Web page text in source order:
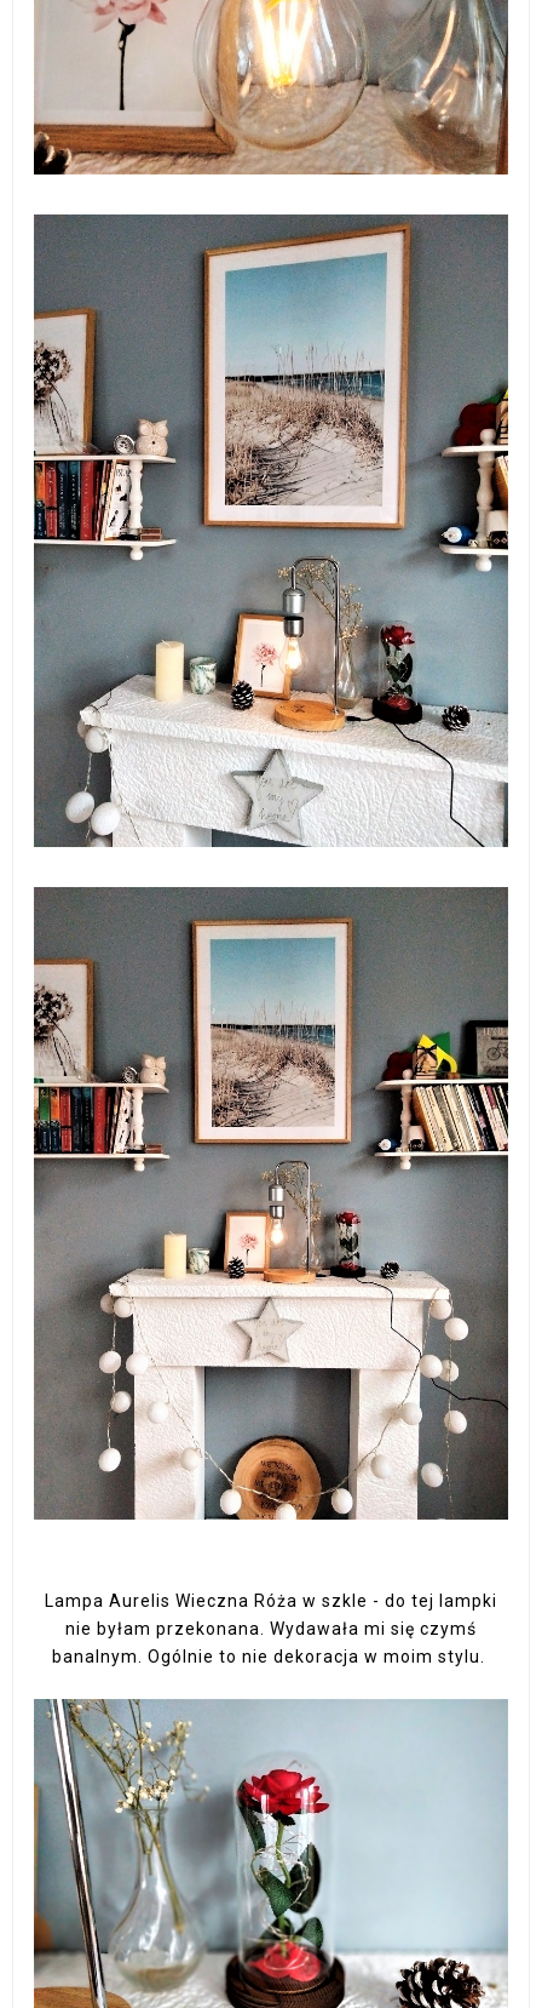
Lampa Aurelis Wieczna Róża w szkle - do tej lampki
nie byłam przekonana. Wydawała mi się czymś
banalnym. Ogólnie to nie dekoracja w moim stylu.